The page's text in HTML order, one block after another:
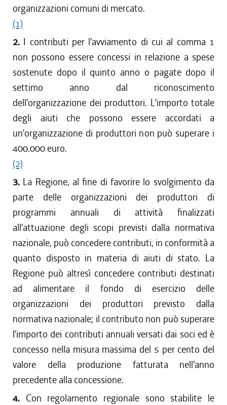
organizzazioni comuni di mercato.
(1)
2. I contributi per l'avviamento di cui al comma 1
non possono essere concessi in relazione a spese
sostenute dopo il quinto anno o pagate dopo il
settimo anno dal riconoscimento
dell'organizzazione dei produttori. L'importo totale
degli aiuti che possono essere accordati a
un'organizzazione di produttori non può superare i
400.000 euro.
(2)
3. La Regione, al fine di favorire lo svolgimento da
parte delle organizzazioni dei produttori di
programmi annuali di attività finalizzati
all'attuazione degli scopi previsti dalla normativa
nazionale, può concedere contributi, in conformità a
quanto disposto in materia di aiuti di stato. La
Regione può altresì concedere contributi destinati
ad alimentare il fondo di esercizio delle
organizzazioni dei produttori previsto dalla
normativa nazionale; il contributo non può superare
l'importo dei contributi annuali versati dai soci ed è
concesso nella misura massima del 5 per cento del
valore della produzione fatturata nell'anno
precedente alla concessione.
4. Con regolamento regionale sono stabilite le